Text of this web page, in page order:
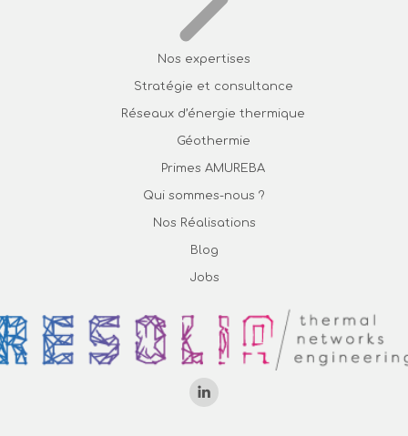
Nos expertises
Stratégie et consultance
Réseaux d’énergie thermique
Géothermie
Primes AMUREBA
Qui sommes-nous ?
Nos Réalisations
Blog
Jobs
La